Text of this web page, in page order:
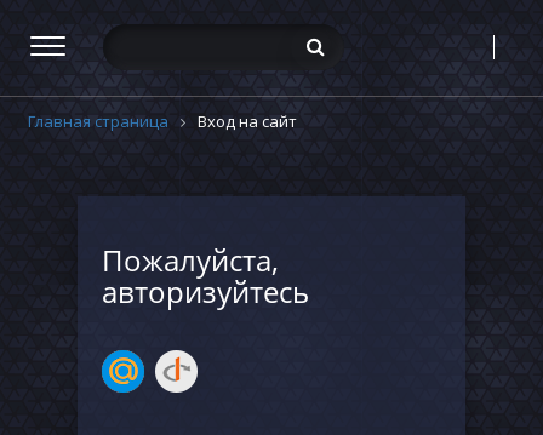
Главная страница Вход на сайт
Пожалуйста,
авторизуйтесь